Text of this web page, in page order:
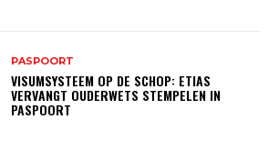
PASPOORT
VISUMSYSTEEM OP DE SCHOP: ETIAS
VERVANGT OUDERWETS STEMPELEN IN
PASPOORT